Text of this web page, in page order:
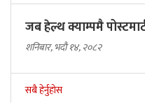
जब हेल्थ क्याम्पमै
शनिबार, भदौ १४, २०८२
सबै हेर्नुहोस